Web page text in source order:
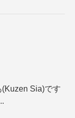
Sia)です